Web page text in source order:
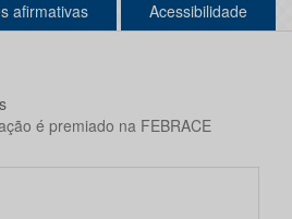
afirmativas Acessibilidade
é premiado na FEBRACE